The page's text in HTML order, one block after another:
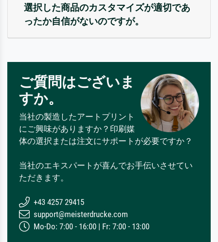
選択した商品のカスタマイズが適切であ
ったか自信がないのですが。
ご質問はございま
すか。
当社の製造したアートプリント
にご興味がありますか？印刷媒
体の選択または注文にサポートが必要ですか？
当社のエキスパートが喜んでお手伝いさせてい
ただきます。
+43 4257 29415
support@meisterdrucke.com
Mo-Do: 7:00 - 16:00 | Fr: 7:00 - 13:00